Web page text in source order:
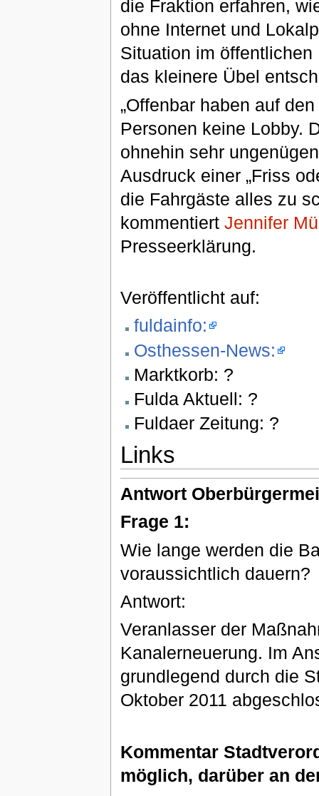
die Fraktion erfahren,
ohne Internet und
Situation im
das kleinere Übel
„Offenbar haben auf
Personen keine Lobby.
ohnehin sehr
Ausdruck einer „Friss
die Fahrgäste alles zu
kommentiert Jennifer
Presseerklärung.
Veröffentlicht auf:
fuldainfo:
Osthessen-News:
Marktkorb: ?
Fulda Aktuell: ?
Fuldaer Zeitung: ?
Links
Antwort
Frage 1:
Wie lange werden die
voraussichtlich dauern?
Antwort:
Veranlasser der
Kanalerneuerung. Im
grundlegend durch die
Oktober 2011
Kommentar
möglich, darüber an